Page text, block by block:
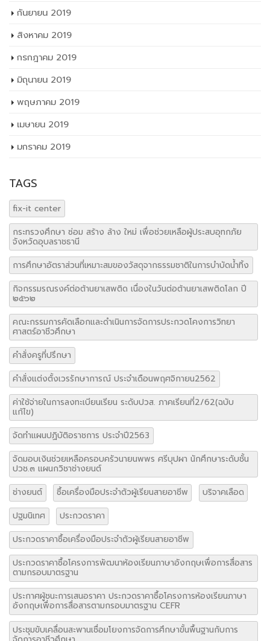
กันยายน 2019
สิงหาคม 2019
กรกฎาคม 2019
มิถุนายน 2019
พฤษภาคม 2019
เมษายน 2019
มกราคม 2019
TAGS
fix-it center
กระทรวงศึกษา ซ่อม สร้าง ล้าง ใหม่ เพื่อช่วยเหลือผู้ประสบอุทกภัย
จังหวัดอุบลราชธานี
การศึกษาอัตราส่วนที่เหมาะสมของวัสดุจากธรรมชาติในการบำบัดน้ำทิ้ง
กิจกรรมรณรงค์ต่อต้านยาเสพติด เนื่องในวันต่อต้านยาเสพติดโลก ปี
๒๕๖๒
คณะกรรมการคัดเลือกและดำเนินการจัดการประกวดโคงการวิทยา
ศาสตร์อาชีวศึกษา
คำสั่งครูที่ปรึกษา
คำสั่งแต่งตั้งเวรรักษาการณ์ ประจำเดือนพฤศจิกายน2562
ค่าใช้จ่ายในการลงทะเบียนเรียน ระดับปวส. ภาคเรียนที่2/62(ฉบับ
แก้ไข)
จัดทำแผนปฏิบัติอราชการ ประจำปี2563
จัดมอบเงินช่วยเหลือครอบครัวนายนพพร ศรีบุปผา นักศึกษาระดับชั้น
ปวช.๓ แผนกวิชาช่างยนต์
ช่างยนต์
ซื้อเครื่องมือประจำตัวผู้เรียนสายอาชีพ
บริจาคเลือด
ปฐมนิเทศ
ประกวดราคา
ประกวดราคาซื้อเครื่องมือประจำตัวผู้เรียนสายอาชีพ
ประกวดราคาซื้อโครงการพัฒนาห้องเรียนภาษาอังกฤษเพื่อการสื่อสาร
ตามกรอบมาตรฐาน
ประกาศผู้ชนะการเสนอราคา ประกวดราคาซื้อโครงการห้องเรียนภาษา
อังกฤษเพื่อการสื่อสารตามกรอบมาตรฐาน CEFR
ประชุมขับเคลื่อนสะพานเชื่อมโยงการจัดการศึกษาขั้นพื้นฐานกับการ